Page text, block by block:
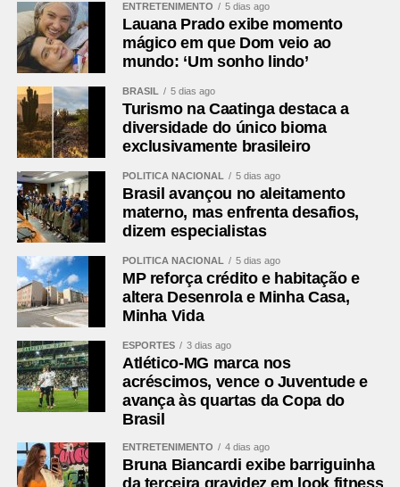
Diretoria Executiva­­­­­­­­­­­­­­­­
Helder Luiz Lazarotto – Colombo – presidente
Mauricio Roberto Ribabem – Campo Largo – 1º vice-
presidente
Marco Antonio Marcondes Silva – Fazenda Rio Grande –
2º vice-presidente
Rosa Maria de Jesus Colombo – Pinhais- secretária
Marcus Mauricio de Souza Tesserolli – Piraquara –
tesoureiro
Conselho Fiscal
presidente
Marco Antônio Baldão – Tunas do Paraná – membro ­­­­­­­
Jose Altair Moreira – Tijucas do Sul – membro
Suplentes
1º Rilton Boza – Campo Magro
2º Antônio Adamir Digner (Mostarda) – Contenda
Neco Prado
ENTRETENIMENTO 5 dias ago
Lauana Prado exibe momento
mágico em que Dom veio ao
mundo: ‘Um sonho lindo’
BRASIL 5 dias ago
Turismo na Caatinga destaca a
diversidade do único bioma
exclusivamente brasileiro
POLÍTICA NACIONAL 5 dias ago
Brasil avançou no aleitamento
materno, mas enfrenta desafios,
dizem especialistas
POLÍTICA NACIONAL 5 dias ago
MP reforça crédito e habitação e
altera Desenrola e Minha Casa,
Minha Vida
ESPORTES 3 dias ago
Atlético-MG marca nos
acréscimos, vence o Juventude e
avança às quartas da Copa do
Brasil
ENTRETENIMENTO 4 dias ago
Bruna Biancardi exibe barriguinha
da terceira gravidez em look fitness